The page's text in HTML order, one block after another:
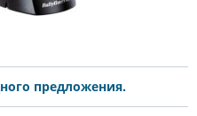
предложения.